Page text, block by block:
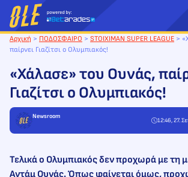
Μετάβαση
στο
περιεχόμενο
Αρχική > ΠΟΔΟΣΦΑΙΡΟ > STOIXIMAN SUPER LEAGUE >
παίρνει Γιαζίτσι ο Ολυμπιακός!
«Χάλασε» του Ουνάς,
Γιαζίτσι ο Ολυμπιακός!
Newsroom
12:46, 27.
Τελικά ο Ολυμπιακός δεν προχωρά με τη
Αντάμ Ουνάς. Όπως φαίνεται όμως,